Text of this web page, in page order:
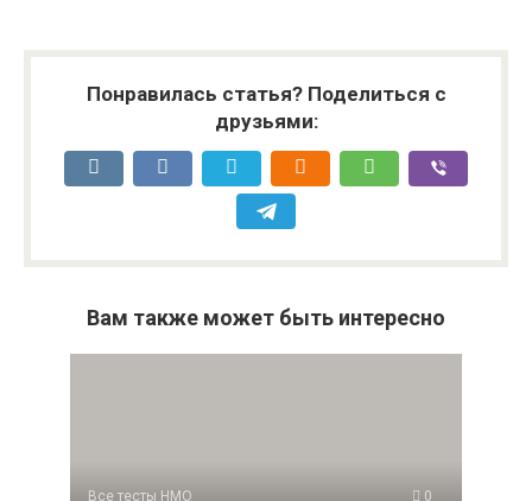
Понравилась статья? Поделиться с
друзьями:
Вам также может быть интересно
Все тесты НМО 0